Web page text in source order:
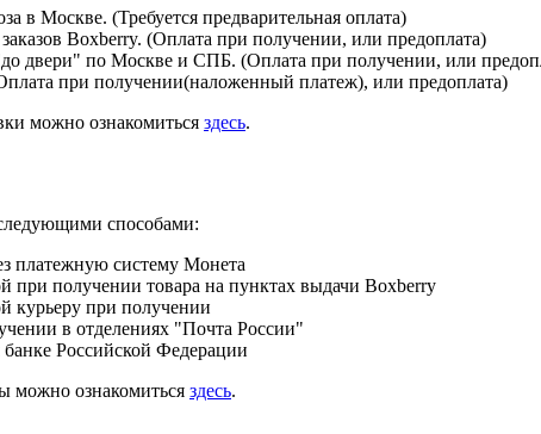
в Москве. (Требуется предварительная оплата)
Boxberry. (Оплата при получении, или предоплата)
двери" по Москве и СПБ. (Оплата при получении, или
при получении(наложенный платеж), или предоплата)
можно ознакомиться здесь.
способами:
платежную систему Монета
при получении товара на пунктах выдачи Boxberry
курьеру при получении
в отделениях "Почта России"
Российской Федерации
можно ознакомиться здесь.